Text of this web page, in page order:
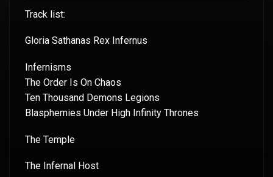
Track list:
Gloria Sathanas Rex Infernus
Infernisms
The Order Is On Chaos
Ten Thousand Demons Legions
Blasphemies Under High Infinity Thrones
The Temple
The Infernal Host